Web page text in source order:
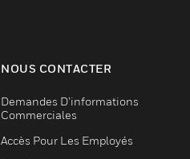
NOUS CONTACTER
Demandes D’informations
Commerciales
Accès Pour Les Employés